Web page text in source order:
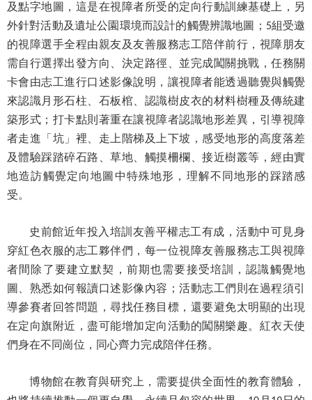
友
善
措
施
服
務
服
務
信
箱
覽
R
S
網
及點字地圖，這是在視障者所受的定向行動訓練基礎上，另
外針對活動及遺址公園環境而設計的觸覺辨識地圖； 5組受邀
的視障選手全程由親友及友善服務志工陪伴前行，視障朋友
需自行選擇出發方向、決定路徑、並完成闖關挑戰，任務關
卡會由志工進行口述影像說明，讓視障者能透過聽覺與觸覺
來認識月形石柱、石板棺、認識樹皮衣的材料樹種及傳統建
築形式；打卡點則著重在讓視障者認識地形差異，引導視障
者走進「坑」裡、走上階梯及上下坡，感受地形的高度落差
及體驗踩踏碎石路、草地、觸摸柵欄、接近樹叢等，經由實
地造訪觸覺定向地圖中特殊地形，理解不同地形的踩踏感
受。
史前館近年投入培訓友善平權志工有成，活動中可見身
穿紅色衣服的志工夥伴們，每一位視障友善服務志工與視障
者間除了要建立默契，前期也需要接受培訓，認識觸覺地
圖、熟悉如何報讀口述影像內容；活動志工們則在過程須引
導參賽者回答問題，尋找任務目標，還要避免太明顯的出現
在定向旗附近，盡可能增加定向活動的闖關樂趣。紅衣天使
們身在不同崗位，同心齊力完成陪伴任務。
博物館在教育與研究上，需要提供全面性的教育體驗，